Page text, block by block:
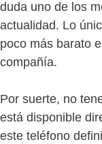
duda uno de los
actualidad. Lo
poco más barato
compañía.
Por suerte, no
está disponible
este teléfono